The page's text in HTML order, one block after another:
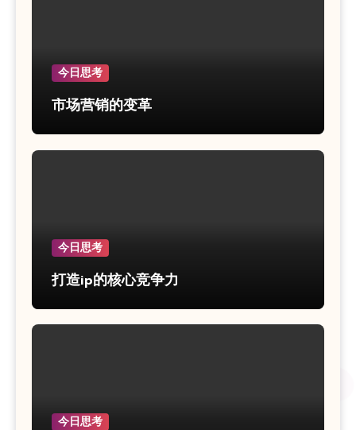
今日思考
市场营销的变革
今日思考
打造ip的核心竞争力
今日思考